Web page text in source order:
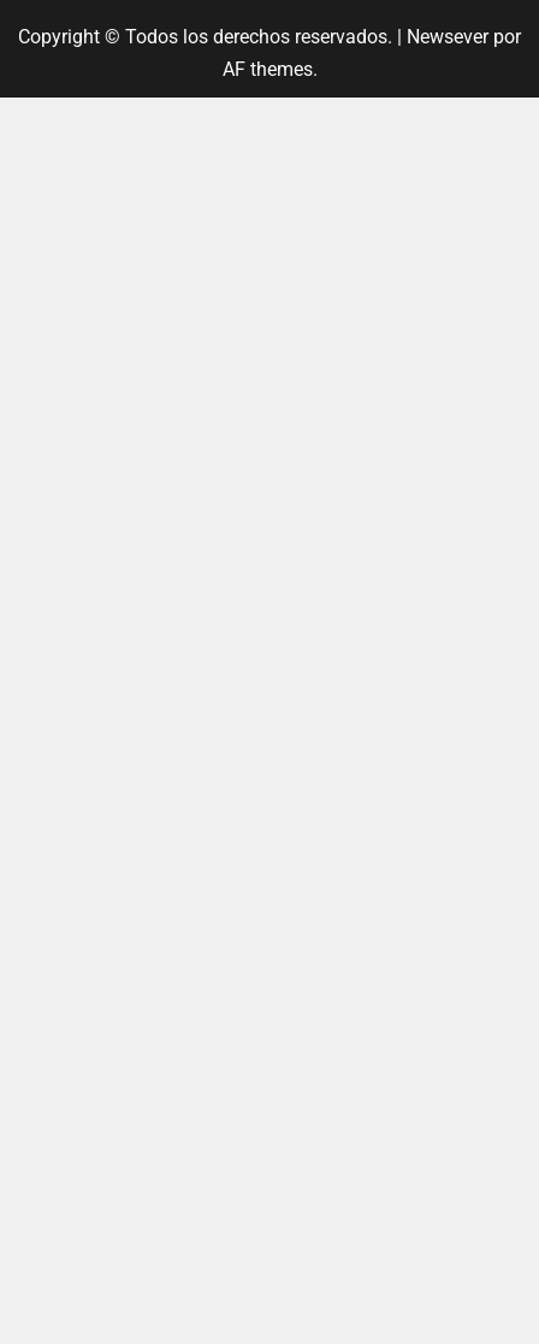
Copyright © Todos los derechos reservados. Newseverpor
AF themes.